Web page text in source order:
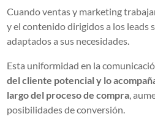
Cuando ventas y marketing
y el contenido dirigidos a los leads
adaptados a sus necesidades.
Esta uniformidad en la
del cliente potencial y lo
largo del proceso de compra ,
posibilidades de conversión.